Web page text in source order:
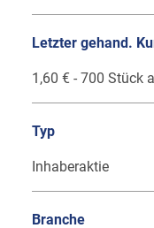
Letzter gehand.
1,60 € - 700 Stück
Typ
Inhaberaktie
Branche